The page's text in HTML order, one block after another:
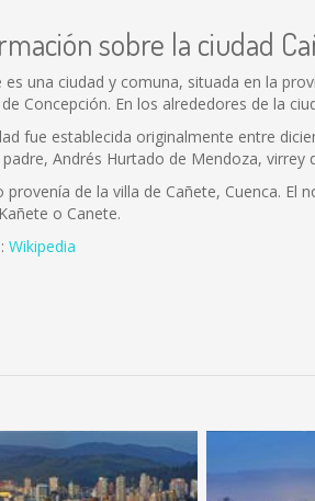
sobre la ciudad
es una ciudad y comuna, situada en la
Concepción. En los alrededores de la
fue establecida originalmente entre
padre, Andrés Hurtado de Mendoza,
provenía de la villa de Cañete, Cuenca. El
o Canete.
Wikipedia